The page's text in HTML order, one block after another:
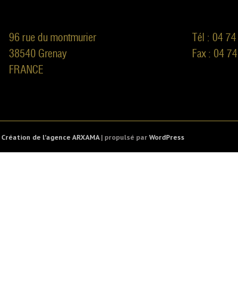
96 rue du montmurier
38540 Grenay
FRANCE
Tél : 04
Fax : 04
Création de l'agence ARXAMA| propulsé par WordPress